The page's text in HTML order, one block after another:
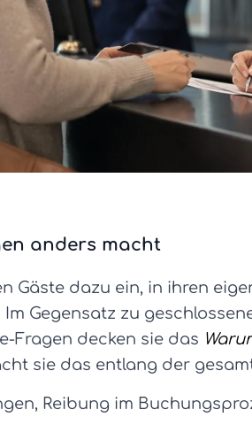
anders macht
Gäste dazu ein, in ihren
Gegensatz zu
Fragen decken sie das
sie das entlang der
Reibung im